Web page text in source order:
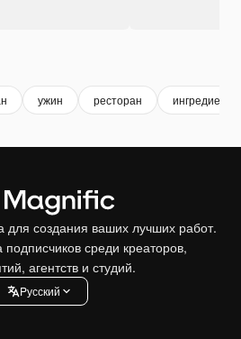
ужин ресторан ингредиенты
для создания ваших лучших работ.
среди креаторов,
агентств и студий.
Pусский